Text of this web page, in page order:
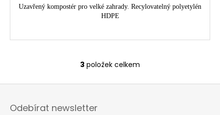
Uzavřený kompostér pro velké zahrady. Recylovatelný polyetylén
HDPE
O
v
3 položek celkem
Odebírat newsletter